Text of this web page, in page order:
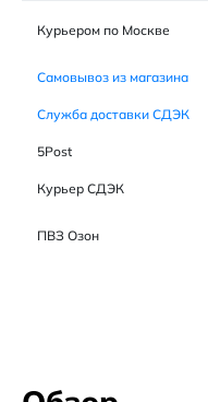
Курьером по Москве
Самовывоз из магазина
Служба доставки СДЭК
5Post
Курьер СДЭК
ПВЗ Озон